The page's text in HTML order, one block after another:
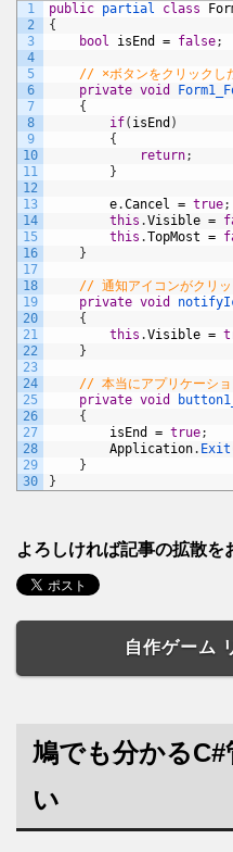
1
2
3
4
5
6
7
8
9
10
11
12
13
14
15
16
17
18
19
20
21
22
23
24
25
26
27
28
29
30
public partial class
{
bool
isEnd = false;
// ×ボタンをクリックし
private void
{
if( isEnd )
{
return;
}
e.Cancel = true;
this .Visible =
this .TopMost =
}
// 通知アイコンがクリッ
private void
{
this .Visible =
}
// 本当にアプリケーショ
private void
{
isEnd
= true;
Application. Exit
}
}
よろしければ記事の拡散を
自作ゲーム
鳩でも分かる
い